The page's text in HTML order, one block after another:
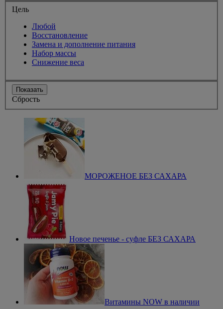
Цель
Любой
Восстановление
Замена и дополнение питания
Набор массы
Снижение веса
Показать
Сбрость
МОРОЖЕНОЕ БЕЗ САХАРА
Новое печенье - суфле БЕЗ САХАРА
Витамины NOW в наличии